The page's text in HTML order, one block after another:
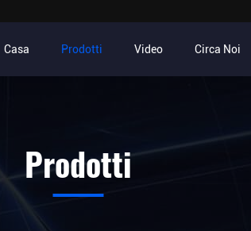
Casa Prodotti Video Circa Noi
Prodotti